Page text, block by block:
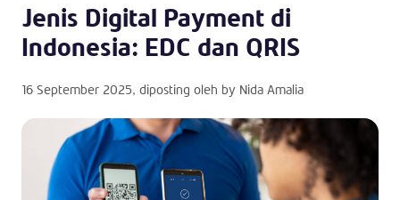
Jenis Digital Payment di
Indonesia: EDC dan QRIS
16 September 2025, diposting oleh by Nida Amalia